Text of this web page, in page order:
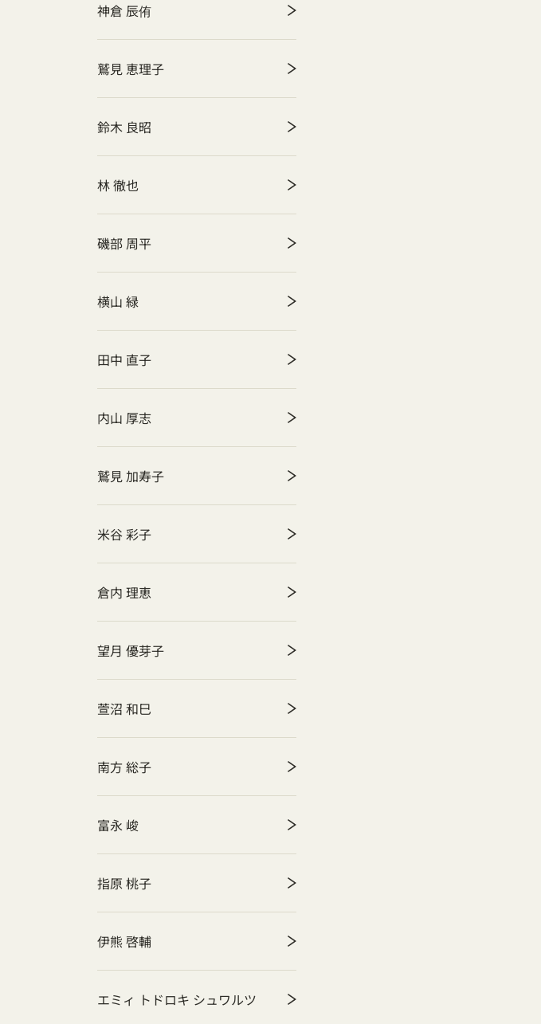
神倉 辰侑
鷲見 恵理子
鈴木 良昭
林 徹也
磯部 周平
横山 緑
田中 直子
内山 厚志
鷲見 加寿子
米谷 彩子
倉内 理恵
望月 優芽子
萱沼 和巳
南方 総子
富永 峻
指原 桃子
伊熊 啓輔
エミィ トドロキ シュワルツ